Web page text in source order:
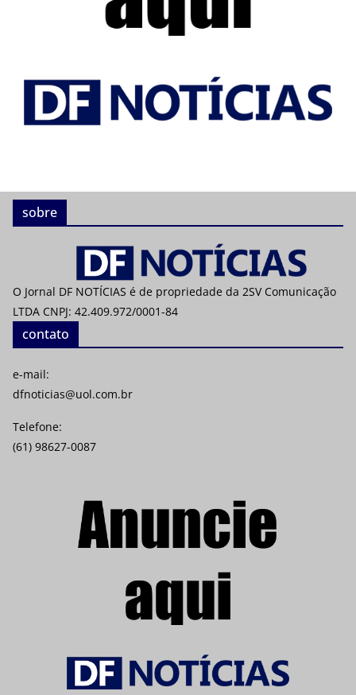
sobre
O Jornal DF NOTÍCIAS é de propriedade da 2SV Comunicação
LTDA CNPJ: 42.409.972/0001-84
contato
e-mail:
dfnoticias@uol.com.br
Telefone:
(61) 98627-0087